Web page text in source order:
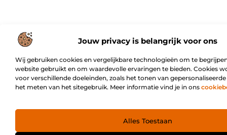
Jouw privacy is belangrijk voor ons
Wij gebruiken cookies en vergelijkbare technologieën om te
website gebruikt en om waardevolle ervaringen te bieden. Cookies
voor verschillende doeleinden, zoals het tonen van
het meten van het sitegebruik. Meer informatie vind je in ons
Alles Toestaan